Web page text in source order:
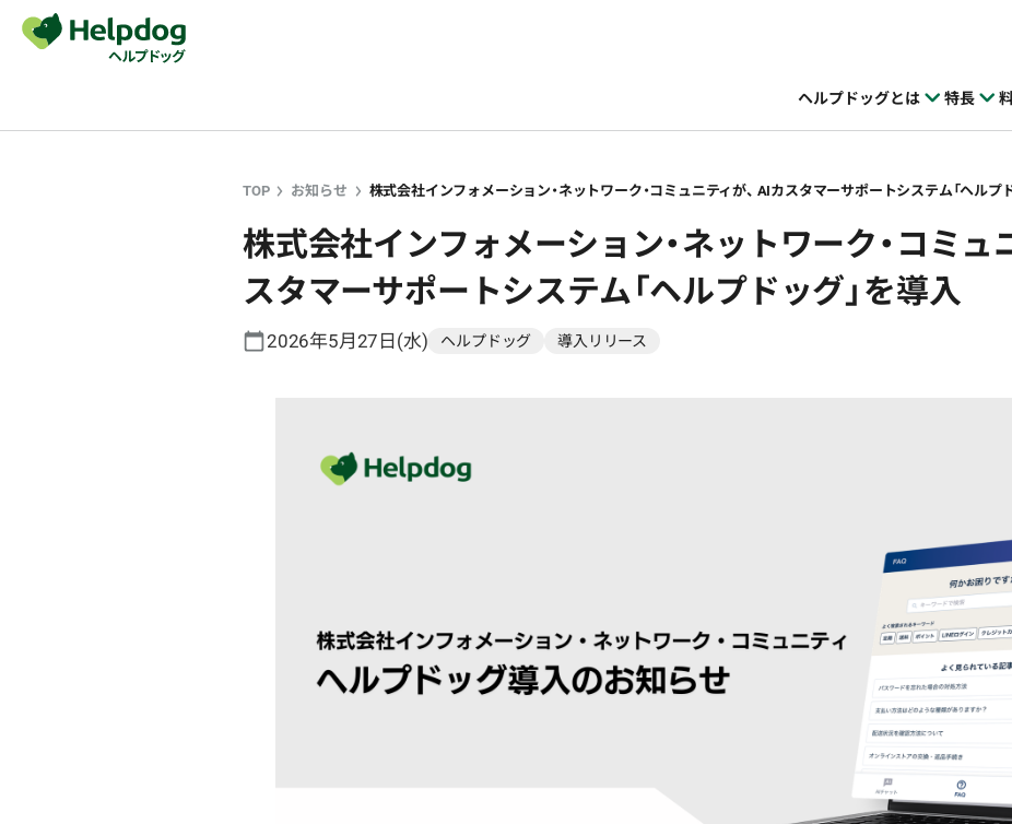
ヘルプドッグとは 特長
TOP お知らせ 株式会社インフォメーション・ネットワーク・コミュニティが、 AIカスタマーサポートシステム「ヘルプ
株式会社インフォメーション・ネットワーク・コミュ
スタマーサポートシステム「ヘルプドッグ」を導入
2026年5月27日(水) ヘルプドッグ 導入リリース